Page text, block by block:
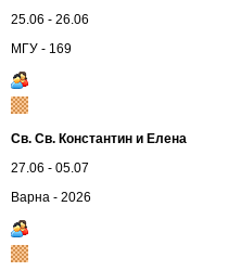
25.06 - 26.06
МГУ - 169
Св. Св. Константин и Елена
27.06 - 05.07
Варна - 2026